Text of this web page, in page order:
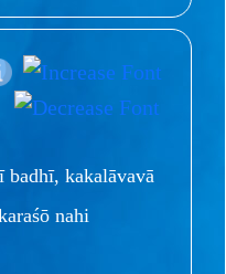
kakalāvavā
nahi